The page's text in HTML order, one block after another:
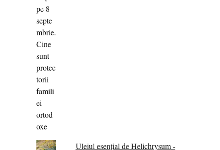
Uleiul esențial de Helichrysum -